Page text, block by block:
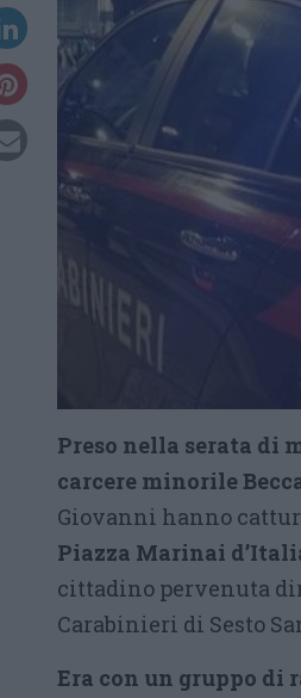
Preso nella serata di
carcere minorile
Giovanni hanno
Piazza Marinai
cittadino pervenuta
Carabinieri di Sesto
Era con un gruppo di